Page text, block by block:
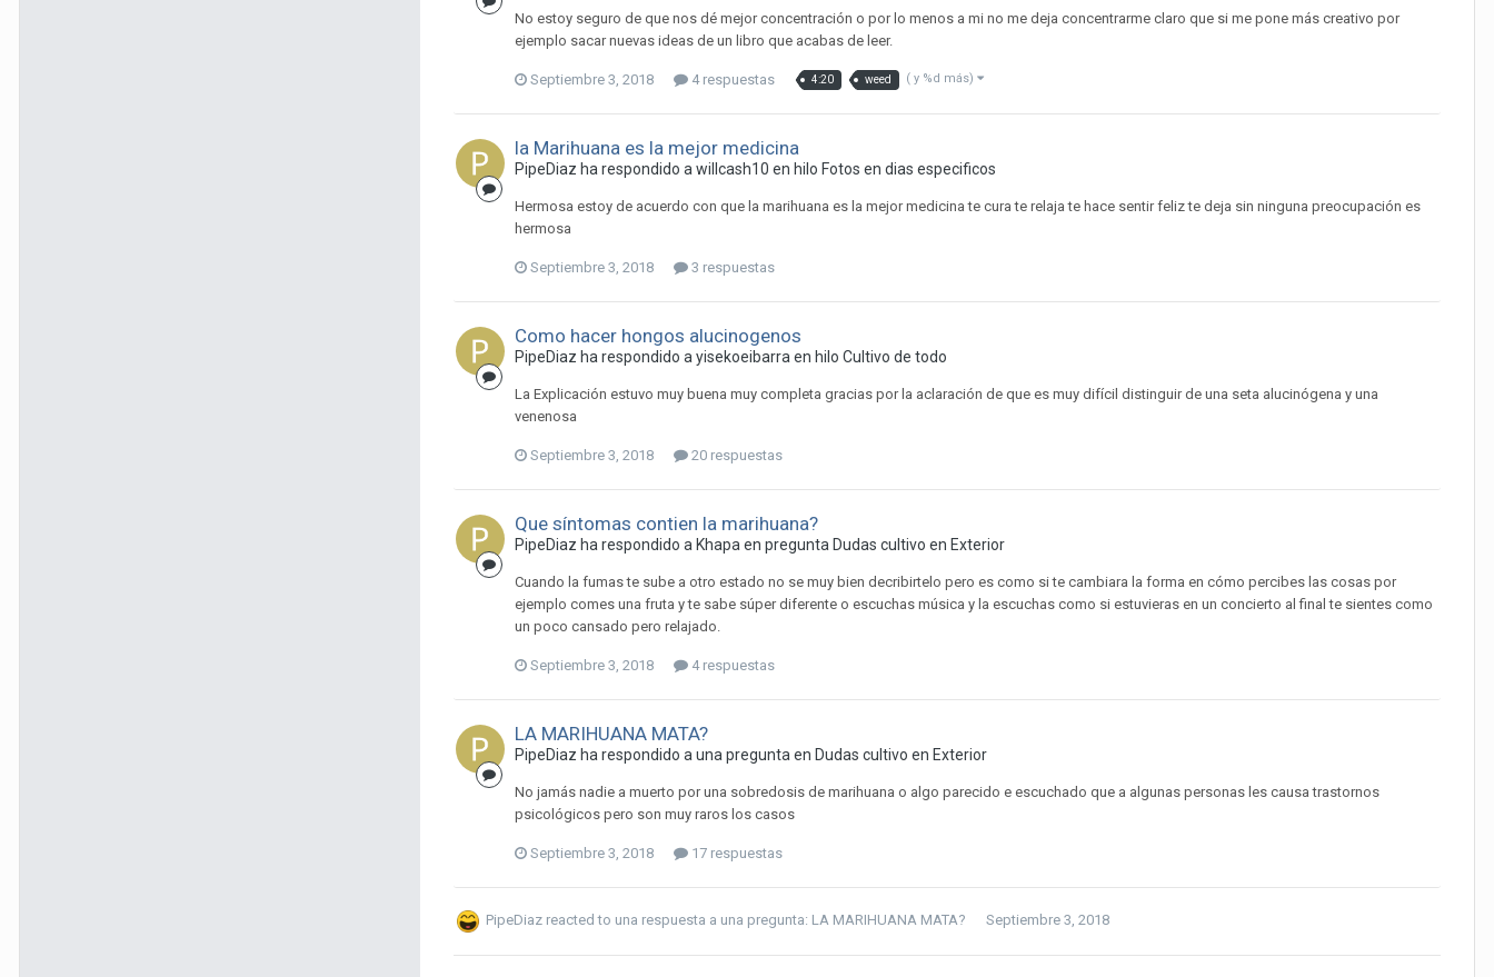
No estoy seguro de que nos dé mejor concentración o por lo menos a mi no me deja concentrarme claro que si me pone más creativo por
ejemplo sacar nuevas ideas de un libro que acabas de leer.
Septiembre 3, 2018 4 respuestas 4:20 weed ( y %d más)
la Marihuana es la mejor medicina
PipeDiaz ha respondido a willcash10 en hilo Fotos en dias especificos
Hermosa estoy de acuerdo con que la marihuana es la mejor medicina te cura te relaja te hace sentir feliz te deja sin ninguna preocupación es
hermosa
Septiembre 3, 2018 3 respuestas
Como hacer hongos alucinogenos
PipeDiaz ha respondido a yisekoeibarra en hilo Cultivo de todo
La Explicación estuvo muy buena muy completa gracias por la aclaración de que es muy difícil distinguir de una seta alucinógena y una
venenosa
Septiembre 3, 2018 20 respuestas
Que síntomas contien la marihuana?
PipeDiaz ha respondido a Khapa en pregunta Dudas cultivo en Exterior
Cuando la fumas te sube a otro estado no se muy bien decribirtelo pero es como si te cambiara la forma en cómo percibes las cosas por
ejemplo comes una fruta y te sabe súper diferente o escuchas música y la escuchas como si estuvieras en un concierto al final te sientes como
un poco cansado pero relajado.
Septiembre 3, 2018 4 respuestas
LA MARIHUANA MATA?
PipeDiaz ha respondido a una pregunta en Dudas cultivo en Exterior
No jamás nadie a muerto por una sobredosis de marihuana o algo parecido e escuchado que a algunas personas les causa trastornos
psicológicos pero son muy raros los casos
Septiembre 3, 2018 17 respuestas
PipeDiaz reacted to una respuesta a una pregunta: LA MARIHUANA MATA? Septiembre 3, 2018